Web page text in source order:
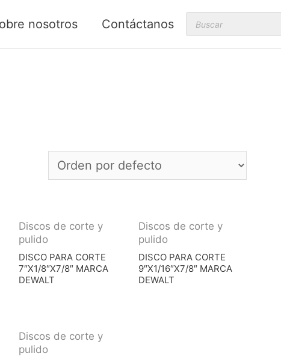
nosotros Contáctanos
Products
search
Discos de corte y
pulido
DISCO PARA CORTE
7″X1/8″X7/8″ MARCA
DEWALT
Discos de corte y
pulido
DISCO PARA CORTE
9″X1/16″X7/8″ MARCA
DEWALT
Discos de corte y
pulido